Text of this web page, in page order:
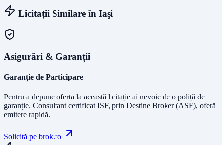
Licitații Similare în Iaşi
Asigurări & Garanții
Garanție de Participare
Pentru a depune oferta la această licitație ai nevoie de o poliță de
garanție. Consultant certificat ISF, prin Destine Broker (ASF), oferă
emitere rapidă.
Solicită pe brok.ro